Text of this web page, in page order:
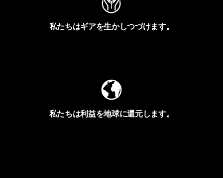
私たちはギアを生かしつづけます。
私たちは利益を地球に還元します。